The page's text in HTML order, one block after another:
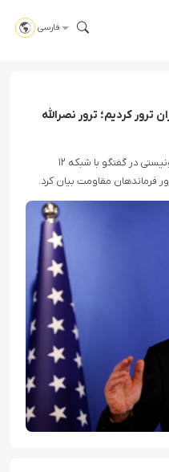
فارسی
ترور کردیم؛ ترور نصرالله
یوآف گالانت، وزیر جنگ سابق رژیم صهیونیستی در گفتگو با شبکه ۱۲
فرماندهان مقاومت بیان کرد.